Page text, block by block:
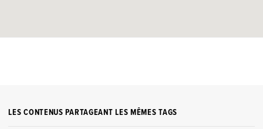
LES CONTENUS PARTAGEANT LES MÊMES TAGS